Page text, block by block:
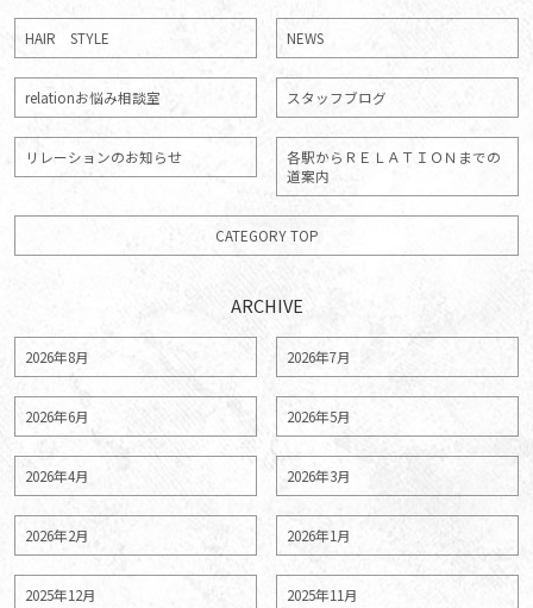
HAIR STYLE NEWS
relationお悩み相談室 スタッフブログ
リレーションのお知らせ
各駅からＲＥＬＡＴＩＯＮまでの
道案内
CATEGORY TOP
ARCHIVE
2026年8月 2026年7月
2026年6月 2026年5月
2026年4月 2026年3月
2026年2月 2026年1月
2025年12月 2025年11月